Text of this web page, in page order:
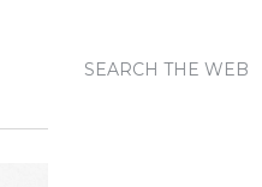
SEARCH THE WEB